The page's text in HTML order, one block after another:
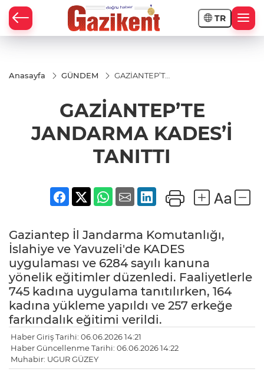
TR
Anasayfa GÜNDEM
GAZİANTEP’TE
TANITTI
GAZİANTEP’TE
JANDARMA KADES’İ
TANITTI
Gaziantep İl Jandarma Komutanlığı,
İslahiye ve Yavuzeli'de KADES
uygulaması ve 6284 sayılı kanuna
yönelik eğitimler düzenledi. Faaliyetlerle
745 kadına uygulama tanıtılırken, 164
kadına yükleme yapıldı ve 257 erkeğe
farkındalık eğitimi verildi.
Haber Giriş Tarihi: 06.06.2026 14:21
Haber Güncellenme Tarihi: 06.06.2026 14:22
Muhabir: UGUR GÜZEY